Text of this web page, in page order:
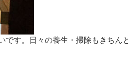
です。日々の養生・掃除もきち